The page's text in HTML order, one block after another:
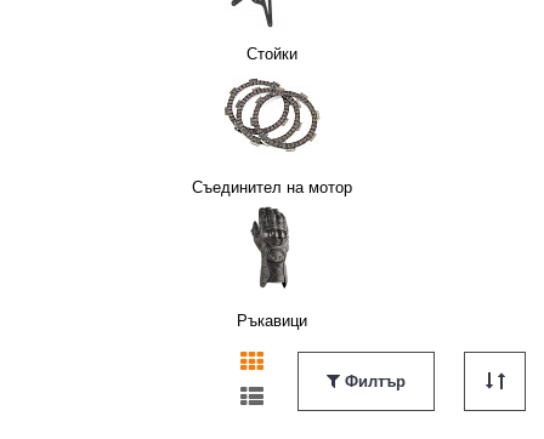
Стойки
Съединител на мотор
Ръкавици
Филтър